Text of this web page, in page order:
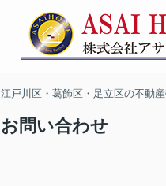
江戸川区・葛飾区・足立区の不動
お問い合わせ